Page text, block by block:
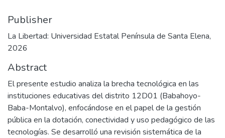
Publisher
La Libertad: Universidad Estatal Península de Santa Elena,
2026
Abstract
El presente estudio analiza la brecha tecnológica en las
instituciones educativas del distrito 12D01 (Babahoyo-
Baba-Montalvo), enfocándose en el papel de la gestión
pública en la dotación, conectividad y uso pedagógico de las
tecnologías. Se desarrolló una revisión sistemática de la